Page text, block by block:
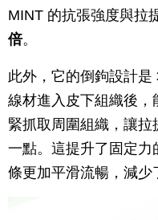
MINT 的抗張強度與拉
倍。
此外，它的倒鉤設計是
線材進入皮下組織後
緊抓取周圍組織，讓
一點。這提升了固定
條更加平滑流暢，減少